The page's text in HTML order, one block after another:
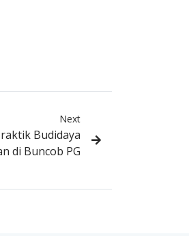
Next
Budidaya
di Buncob PG